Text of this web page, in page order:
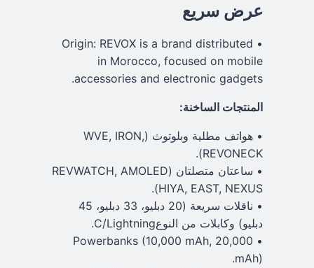
عرض سريع
• Origin: REVOX is a brand distributed
in Morocco, focused on mobile
accessories and electronic gadgets.
المنتجات الساخنة:
• هواتف مطلية وبلوتوث (WVE, IRON,
REVONECK).
• ساعتان متصلتان (REVWATCH, AMOLED
HIYA, EAST, NEXUS).
• ناقلات سريعة (20 دبليو، 33 دبليو، 45
دبليو) وكابلات من النوعC/Lightning.
• Powerbanks (10,000 mAh, 20,000
mAh).